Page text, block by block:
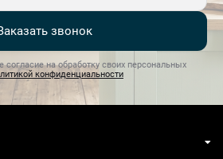
звонок
на обработку своих персональных
конфиденциальности